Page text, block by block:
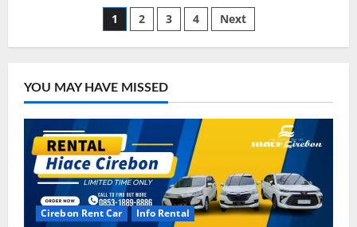
Di
Jasa
Sewa
Posts
pagination
1 2 3 4 Next
YOU MAY HAVE MISSED
Cirebon Rent Car Info Rental